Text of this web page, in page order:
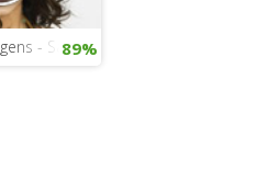
- Say ok
89%